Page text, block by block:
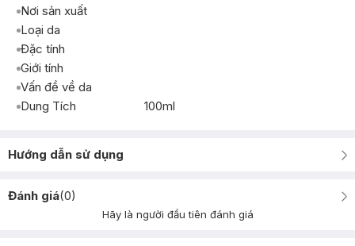
Nơi sản xuất
Loại da
Đặc tính
Giới tính
Vấn đề về da
Dung Tích
100ml
Hướng dẫn sử dụng
Đánh giá(0)
Hãy là người đầu tiên đánh giá